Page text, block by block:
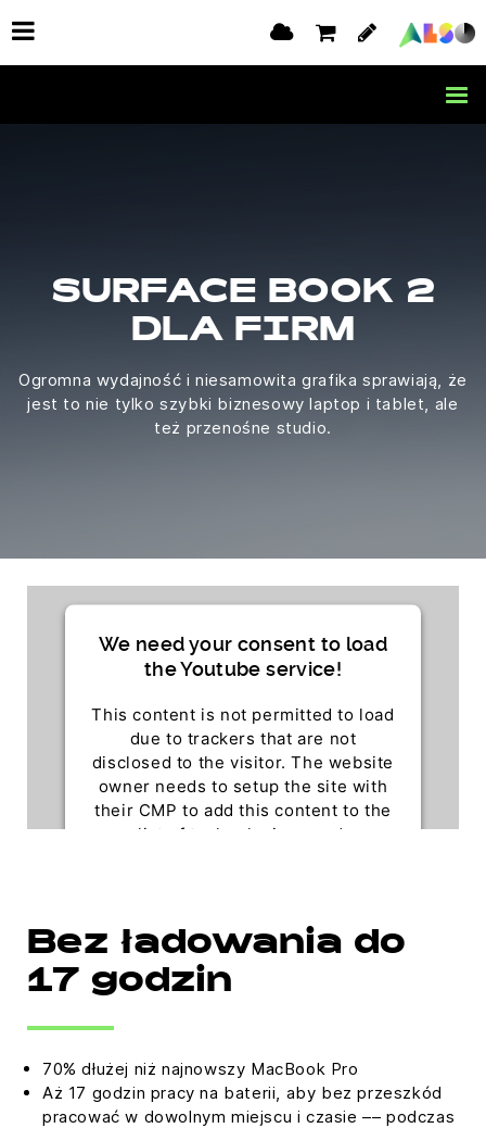
SURFACE BOOK 2
DLA FIRM
Ogromna wydajność i niesamowita grafika sprawiają, że
jest to nie tylko szybki biznesowy laptop i tablet, ale
też przenośne studio.
We need your consent to load
the Youtube service!
This content is not permitted to load
due to trackers that are not
disclosed to the visitor. The website
owner needs to setup the site with
their CMP to add this content to the
list of technologies used.
Bez ładowania do
17 godzin
70% dłużej niż najnowszy MacBook Pro
Aż 17 godzin pracy na baterii, aby bez przeszkód
pracować w dowolnym miejscu i czasie –– podczas